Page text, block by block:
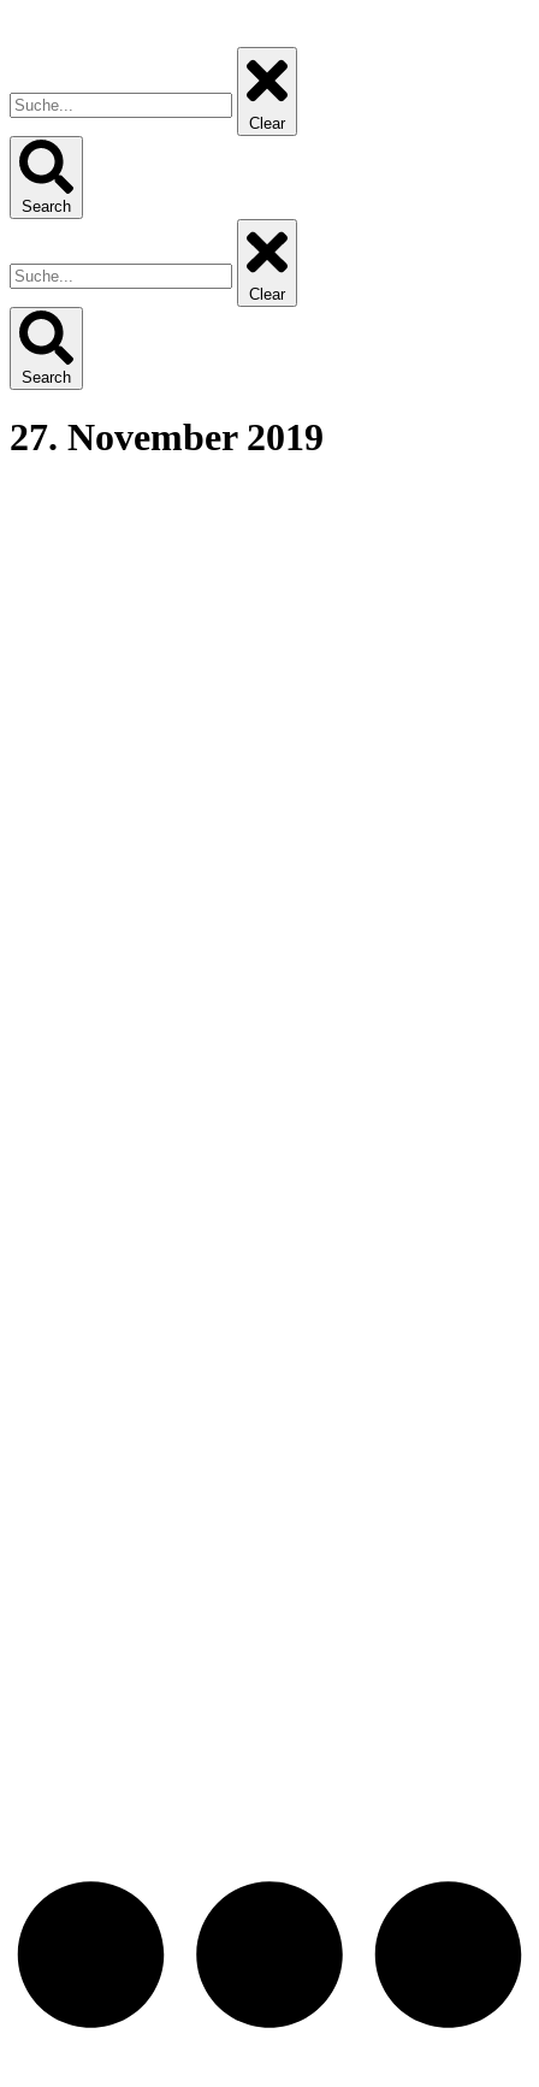
Clear
Search
Clear
Search
27. November 2019